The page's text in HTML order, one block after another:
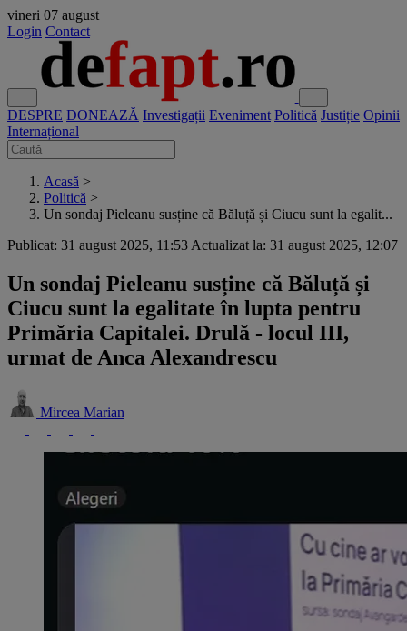
vineri 07 august
Login Contact
DESPRE DONEAZĂ Investigații Eveniment Politică Justiție Opinii
Internațional
Acasă >
Politică >
Un sondaj Pieleanu susține că Băluță și Ciucu sunt la egalit...
Publicat: 31 august 2025, 11:53 Actualizat la: 31 august 2025, 12:07
Un sondaj Pieleanu susține că Băluță și
Ciucu sunt la egalitate în lupta pentru
Primăria Capitalei. Drulă - locul III,
urmat de Anca Alexandrescu
Mircea Marian